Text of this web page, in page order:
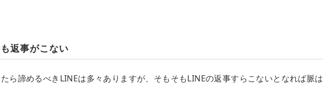
も返事がこない
ら諦めるべきLINEは多々ありますが、そもそもLINEの返事すらこないとなれば脈は